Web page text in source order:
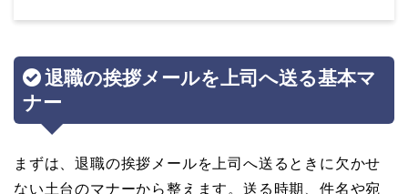
退職の挨拶メールを上司へ送る基本マ
ナー
まずは、退職の挨拶メールを上司へ送るときに欠かせ
ない土台のマナーから整えます。送る時期、件名や宛